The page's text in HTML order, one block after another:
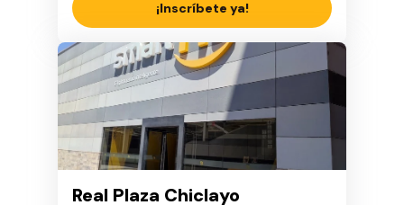
¡Inscríbete ya!
Real Plaza Chiclayo